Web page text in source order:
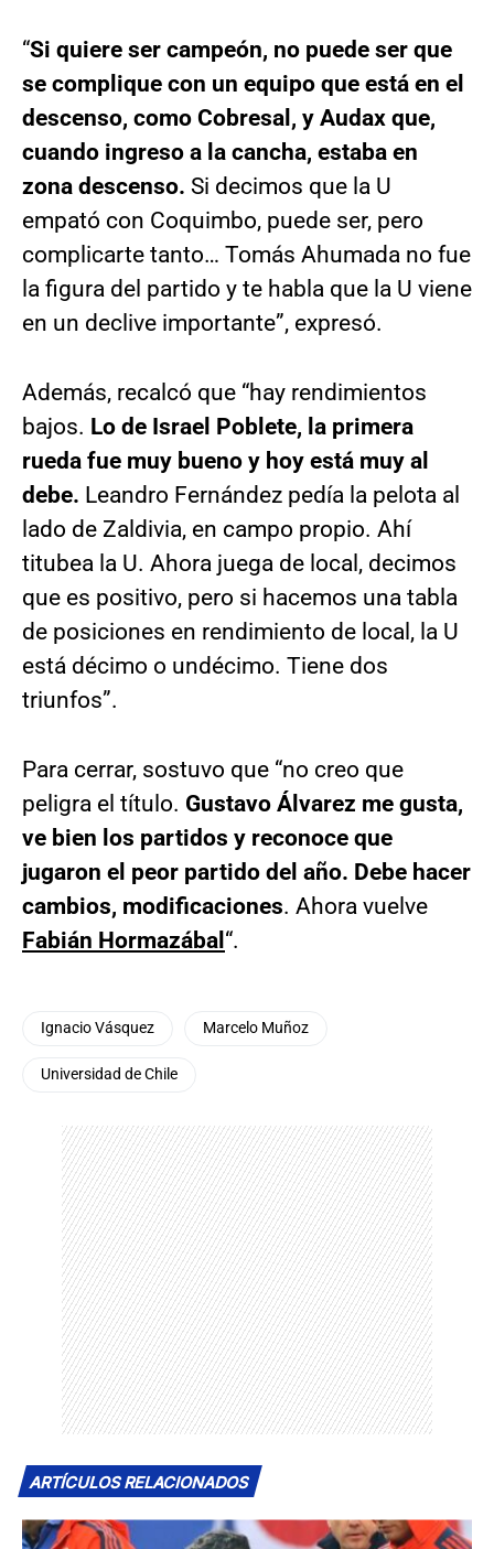
“Si quiere ser campeón, no puede ser que
se complique con un equipo que está en el
descenso, como Cobresal, y Audax que,
cuando ingreso a la cancha, estaba en
zona descenso. Si decimos que la U
empató con Coquimbo, puede ser, pero
complicarte tanto… Tomás Ahumada no fue
la figura del partido y te habla que la U viene
en un declive importante”, expresó.
Además, recalcó que “hay rendimientos
bajos. Lo de Israel Poblete, la primera
rueda fue muy bueno y hoy está muy al
debe. Leandro Fernández pedía la pelota al
lado de Zaldivia, en campo propio. Ahí
titubea la U. Ahora juega de local, decimos
que es positivo, pero si hacemos una tabla
de posiciones en rendimiento de local, la U
está décimo o undécimo. Tiene dos
triunfos”.
Para cerrar, sostuvo que “no creo que
peligra el título. Gustavo Álvarez me gusta,
ve bien los partidos y reconoce que
jugaron el peor partido del año. Debe hacer
cambios, modificaciones. Ahora vuelve
Fabián Hormazábal “.
Ignacio Vásquez Marcelo Muñoz
Universidad de Chile
ARTÍCULOS RELACIONADOS